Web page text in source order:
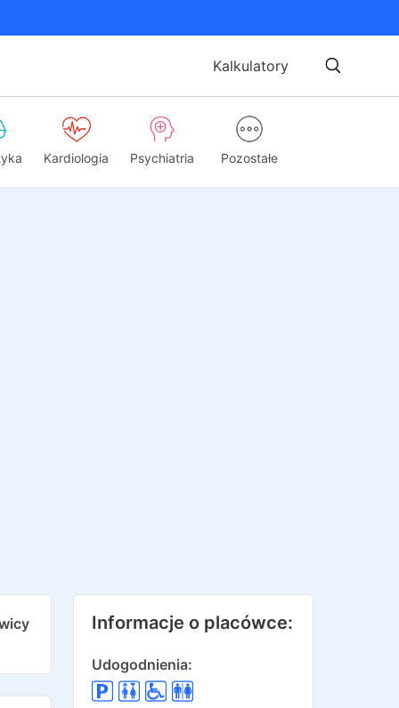
Kalkulatory
Kardiologia Psychiatria Pozostałe
Informacje o placówce:
Udogodnienia: